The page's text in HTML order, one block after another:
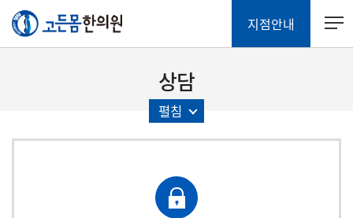
지점안내
상담
펼침